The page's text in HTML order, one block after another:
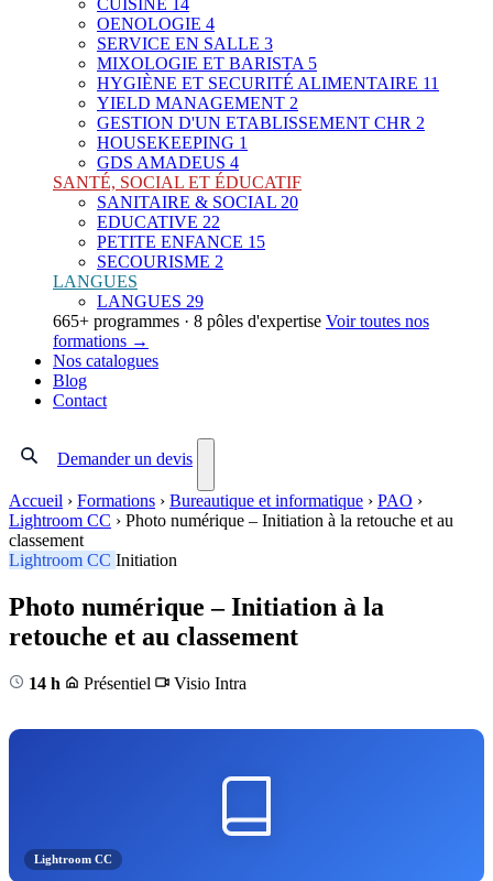
CUISINE 14
OENOLOGIE 4
SERVICE EN SALLE 3
MIXOLOGIE ET BARISTA 5
HYGIÈNE ET SECURITÉ ALIMENTAIRE 11
YIELD MANAGEMENT 2
GESTION D'UN ETABLISSEMENT CHR 2
HOUSEKEEPING 1
GDS AMADEUS 4
SANTÉ, SOCIAL ET ÉDUCATIF
SANITAIRE & SOCIAL 20
EDUCATIVE 22
PETITE ENFANCE 15
SECOURISME 2
LANGUES
LANGUES 29
665+ programmes · 8 pôles d'expertise Voir toutes nos
formations →
Nos catalogues
Blog
Contact
Demander un devis
Accueil › Formations › Bureautique et informatique › PAO ›
Lightroom CC › Photo numérique – Initiation à la retouche et au
classement
Lightroom CC Initiation
Photo numérique – Initiation à la
retouche et au classement
14 h Présentiel Visio Intra
Lightroom CC